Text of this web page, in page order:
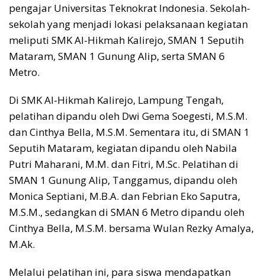
pengajar Universitas Teknokrat Indonesia. Sekolah-
sekolah yang menjadi lokasi pelaksanaan kegiatan
meliputi SMK Al-Hikmah Kalirejo, SMAN 1 Seputih
Mataram, SMAN 1 Gunung Alip, serta SMAN 6
Metro.
Di SMK Al-Hikmah Kalirejo, Lampung Tengah,
pelatihan dipandu oleh Dwi Gema Soegesti, M.S.M.
dan Cinthya Bella, M.S.M. Sementara itu, di SMAN 1
Seputih Mataram, kegiatan dipandu oleh Nabila
Putri Maharani, M.M. dan Fitri, M.Sc. Pelatihan di
SMAN 1 Gunung Alip, Tanggamus, dipandu oleh
Monica Septiani, M.B.A. dan Febrian Eko Saputra,
M.S.M., sedangkan di SMAN 6 Metro dipandu oleh
Cinthya Bella, M.S.M. bersama Wulan Rezky Amalya,
M.Ak.
Melalui pelatihan ini, para siswa mendapatkan